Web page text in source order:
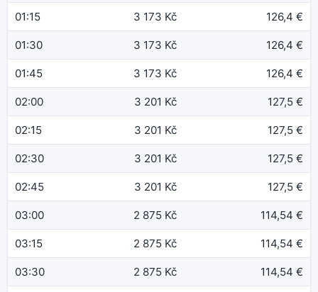
01:15 3 173 Kč 126,4 €
01:30 3 173 Kč 126,4 €
01:45 3 173 Kč 126,4 €
02:00 3 201 Kč 127,5 €
02:15 3 201 Kč 127,5 €
02:30 3 201 Kč 127,5 €
02:45 3 201 Kč 127,5 €
03:00 2 875 Kč 114,54 €
03:15 2 875 Kč 114,54 €
03:30 2 875 Kč 114,54 €